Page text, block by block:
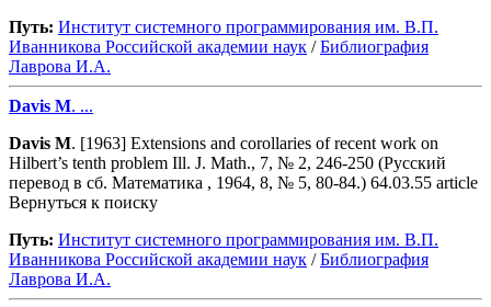
Путь: Институт системного программирования им. В.П.
Иванникова Роcсийской академии наук /Библиография
Лаврова И.А.
Davis M. ...
Davis M. [1963] Extensions and corollaries of recent work on
Hilbert’s tenth problem Ill. J. Math., 7, № 2, 246-250 (Русский
перевод в сб. Математика , 1964, 8, № 5, 80-84.) 64.03.55 article
Вернуться к поиску
Путь: Институт системного программирования им. В.П.
Иванникова Роcсийской академии наук /Библиография
Лаврова И.А.